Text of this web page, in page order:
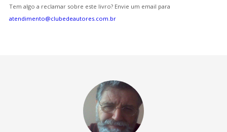
Tem algo a reclamar sobre este livro? Envie um email para
atendimento@clubedeautores.com.br